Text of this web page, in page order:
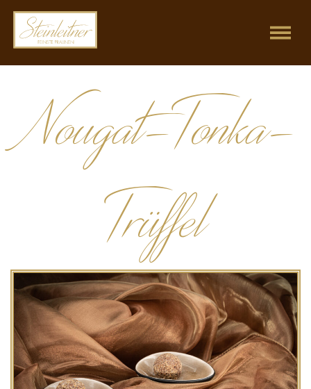
Nougat-Tonka-
Trüffel